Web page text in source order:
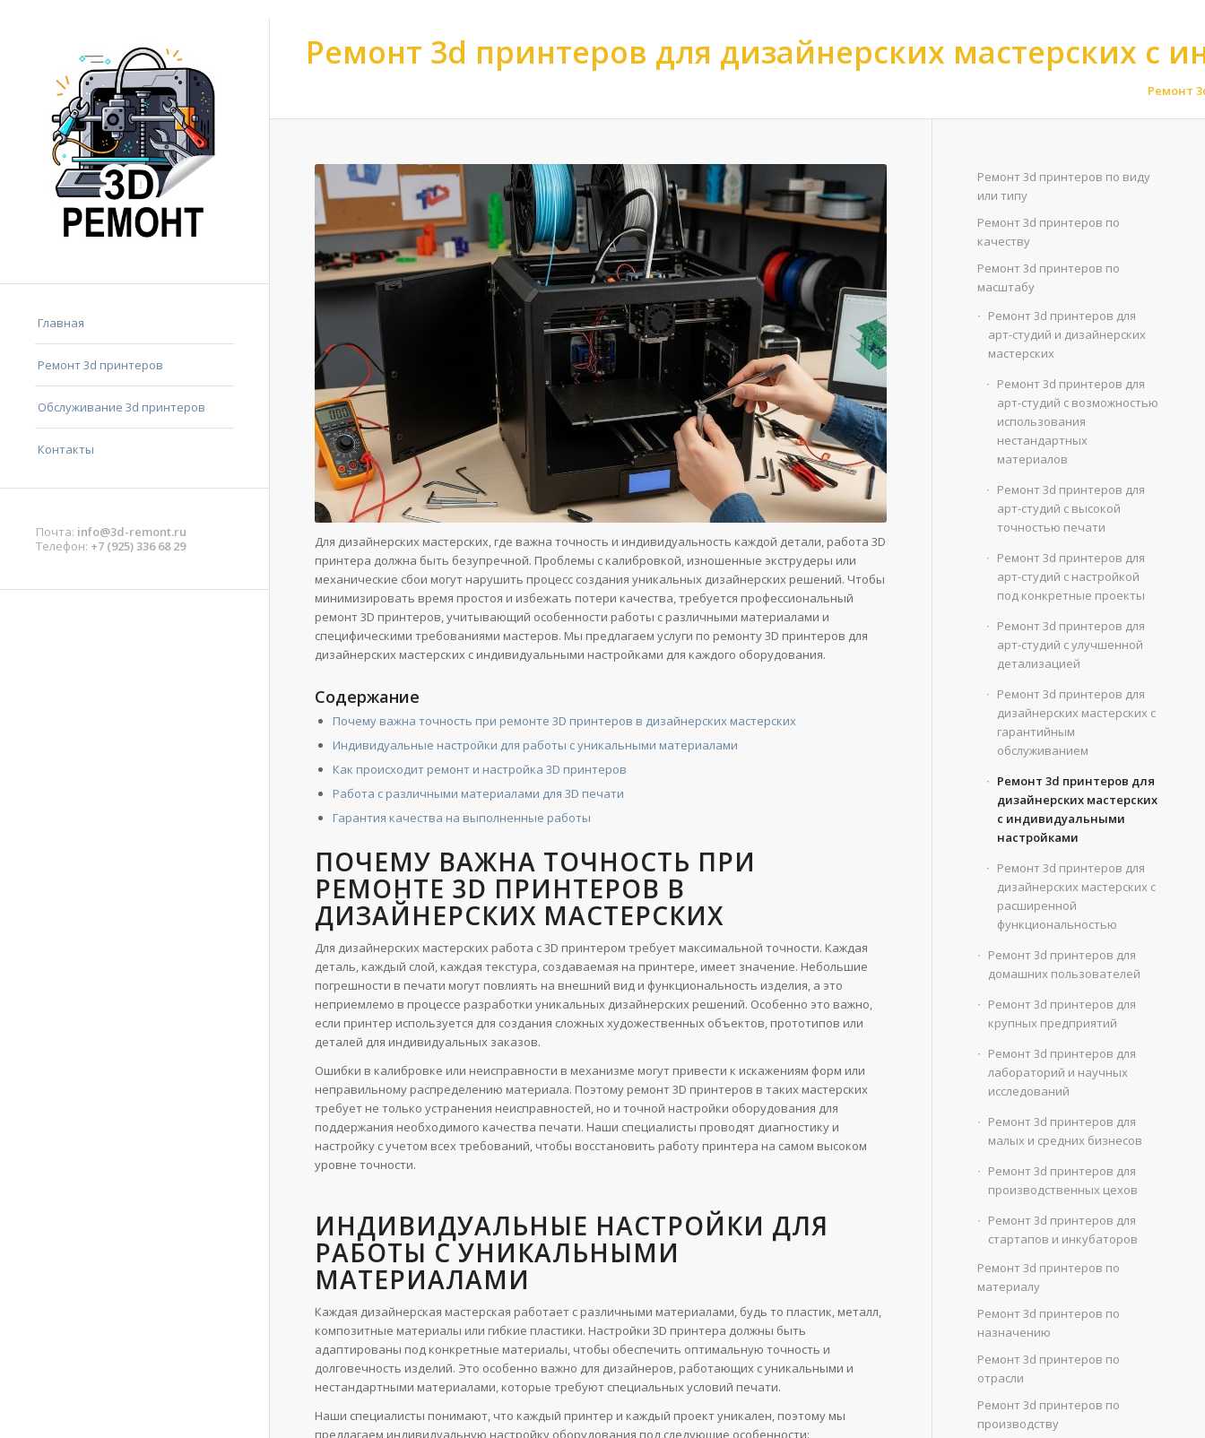
Главная
Ремонт 3d принтеров
Обслуживание 3d принтеров
Контакты
Почта: info@3d-remont.ru
Телефон: +7 (925) 336 68 29
Ремонт 3d принтеров для дизайнерских мастерских с
Ремонт
Для дизайнерских мастерских, где важна точность и индивидуальность каждой детали, работа 3D
принтера должна быть безупречной. Проблемы с калибровкой, изношенные экструдеры или
механические сбои могут нарушить процесс создания уникальных дизайнерских решений. Чтобы
минимизировать время простоя и избежать потери качества, требуется профессиональный
ремонт 3D принтеров, учитывающий особенности работы с различными материалами и
специфическими требованиями мастеров. Мы предлагаем услуги по ремонту 3D принтеров для
дизайнерских мастерских с индивидуальными настройками для каждого оборудования.
Содержание
Почему важна точность при ремонте 3D принтеров в дизайнерских мастерских
Индивидуальные настройки для работы с уникальными материалами
Как происходит ремонт и настройка 3D принтеров
Работа с различными материалами для 3D печати
Гарантия качества на выполненные работы
ПОЧЕМУ ВАЖНА ТОЧНОСТЬ ПРИ
РЕМОНТЕ 3D ПРИНТЕРОВ В
ДИЗАЙНЕРСКИХ МАСТЕРСКИХ
Для дизайнерских мастерских работа с 3D принтером требует максимальной точности. Каждая
деталь, каждый слой, каждая текстура, создаваемая на принтере, имеет значение. Небольшие
погрешности в печати могут повлиять на внешний вид и функциональность изделия, а это
неприемлемо в процессе разработки уникальных дизайнерских решений. Особенно это важно,
если принтер используется для создания сложных художественных объектов, прототипов или
деталей для индивидуальных заказов.
Ошибки в калибровке или неисправности в механизме могут привести к искажениям форм или
неправильному распределению материала. Поэтому ремонт 3D принтеров в таких мастерских
требует не только устранения неисправностей, но и точной настройки оборудования для
поддержания необходимого качества печати. Наши специалисты проводят диагностику и
настройку с учетом всех требований, чтобы восстановить работу принтера на самом высоком
уровне точности.
ИНДИВИДУАЛЬНЫЕ НАСТРОЙКИ ДЛЯ
РАБОТЫ С УНИКАЛЬНЫМИ
МАТЕРИАЛАМИ
Каждая дизайнерская мастерская работает с различными материалами, будь то пластик, металл,
композитные материалы или гибкие пластики. Настройки 3D принтера должны быть
адаптированы под конкретные материалы, чтобы обеспечить оптимальную точность и
долговечность изделий. Это особенно важно для дизайнеров, работающих с уникальными и
нестандартными материалами, которые требуют специальных условий печати.
Наши специалисты понимают, что каждый принтер и каждый проект уникален, поэтому мы
предлагаем индивидуальную настройку оборудования под следующие особенности:
Ремонт 3d принтеров по виду
или типу
Ремонт 3d принтеров по
качеству
Ремонт 3d принтеров по
масштабу
Ремонт 3d принтеров для
арт-студий и дизайнерских
мастерских
Ремонт 3d принтеров для
арт-студий с возможностью
использования
нестандартных
материалов
Ремонт 3d принтеров для
арт-студий с высокой
точностью печати
Ремонт 3d принтеров для
арт-студий с настройкой
под конкретные проекты
Ремонт 3d принтеров для
арт-студий с улучшенной
детализацией
Ремонт 3d принтеров для
дизайнерских мастерских с
гарантийным
обслуживанием
Ремонт 3d принтеров для
дизайнерских мастерских
с индивидуальными
настройками
Ремонт 3d принтеров для
дизайнерских мастерских с
расширенной
функциональностью
Ремонт 3d принтеров для
домашних пользователей
Ремонт 3d принтеров для
крупных предприятий
Ремонт 3d принтеров для
лабораторий и научных
исследований
Ремонт 3d принтеров для
малых и средних бизнесов
Ремонт 3d принтеров для
производственных цехов
Ремонт 3d принтеров для
стартапов и инкубаторов
Ремонт 3d принтеров по
материалу
Ремонт 3d принтеров по
назначению
Ремонт 3d принтеров по
отрасли
Ремонт 3d принтеров по
производству